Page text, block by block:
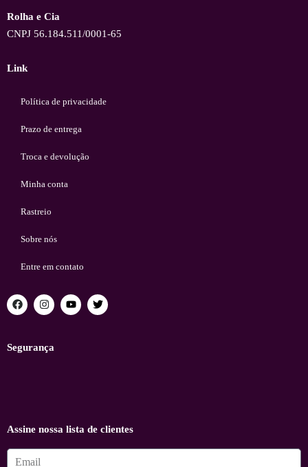
Rolha e Cia
CNPJ 56.184.511/0001-65
Link
Política de privacidade
Prazo de entrega
Troca e devolução
Minha conta
Rastreio
Sobre nós
Entre em contato
Segurança
Assine nossa lista de clientes